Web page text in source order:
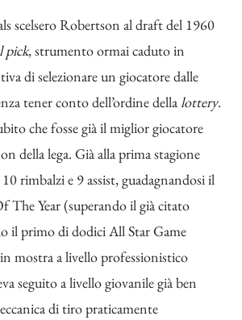
scelsero Robertson al draft del 1960
pick, strumento ormai caduto in
di selezionare un giocatore dalle
tener conto dell’ordine dellalottery.
che fosse già il miglior giocatore
della lega. Già alla prima stagione
rimbalzi e 9 assist, guadagnandosi il
The Year (superando il già citato
il primo di dodici All Star Game
mostra a livello professionistico
seguito a livello giovanile già ben
di tiro praticamente